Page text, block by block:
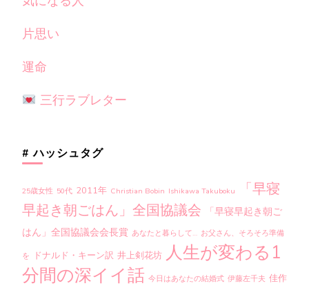
片思い
運命
三行ラブレター
# ハッシュタグ
25歳女性 50代 2011年 Christian Bobin Ishikawa Takuboku
「早寝
早起き朝ごはん」全国協議会
「早寝早起き朝ご
はん」全国協議会会長賞 あなたと暮らして… お父さん、そろそろ準備
を ドナルド・キーン訳 井上剣花坊 人生が変わる1
分間の深イイ話 今日はあなたの結婚式 伊藤左千夫 佳作